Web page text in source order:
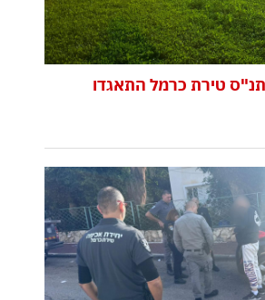
טירת כרמל התאגדו